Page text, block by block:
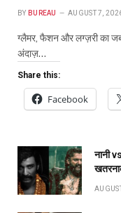
BY BUREAU AUGUST 7,
ग्लैमर, फैशन और लग्ज़री का
अंदाज़…
Share this:
Facebook
नानी